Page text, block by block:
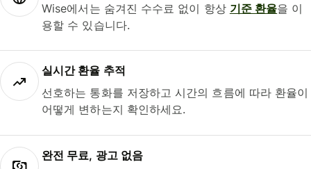
Wise에서는 숨겨진 수수료 없이 항상 기준 환율을 이
용할 수 있습니다.
실시간 환율 추적
선호하는 통화를 저장하고 시간의 흐름에 따라 환율이
어떻게 변하는지 확인하세요.
완전 무료, 광고 없음